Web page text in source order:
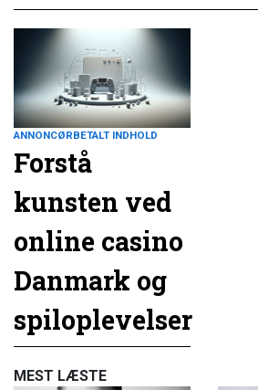
ANNONCØRBETALT INDHOLD
Forstå
kunsten ved
online casino
Danmark og
spiloplevelser
MEST LÆSTE